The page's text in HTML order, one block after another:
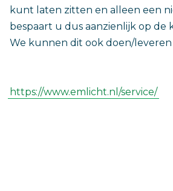
kunt laten zitten en alleen een
bespaart u dus aanzienlijk op de
We kunnen dit ook doen/
https://www.emlicht.nl/service/